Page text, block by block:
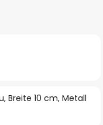
Breite 10 cm, Metall